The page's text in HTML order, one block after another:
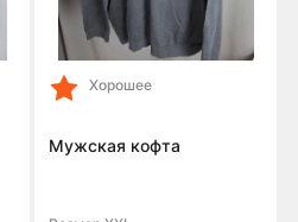
Хорошее
Мужская кофта